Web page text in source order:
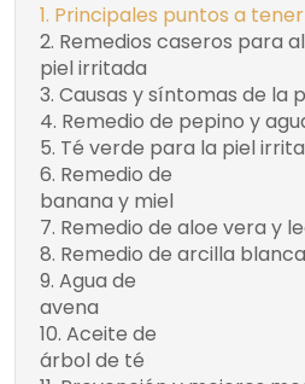
Principales puntos a
Remedios caseros para
piel irritada
Causas y síntomas de la
Remedio de pepino y
Té verde para la piel
Remedio de
banana y miel
Remedio de aloe vera y
Remedio de arcilla
Agua de
avena
Aceite de
árbol de té